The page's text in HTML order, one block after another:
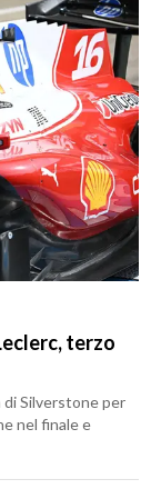
terzo
di Silverstone per
nel finale e